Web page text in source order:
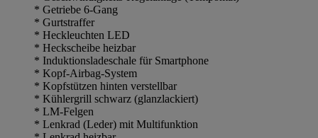
* Getriebe 6-Gang
* Gurtstraffer
* Heckleuchten LED
* Heckscheibe heizbar
* Induktionsladeschale für Smartphone
* Kopf-Airbag-System
* Kopfstützen hinten verstellbar
* Kühlergrill schwarz (glanzlackiert)
* LM-Felgen
* Lenkrad (Leder) mit Multifunktion